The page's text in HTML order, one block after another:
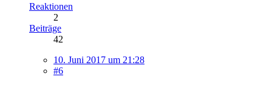
Reaktionen
2
Beiträge
42
10. Juni 2017 um 21:28
#6